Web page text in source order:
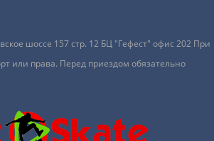
шоссе 157 стр. 12 БЦ "Гефест" офис 202 При
или права. Перед приездом обязательно